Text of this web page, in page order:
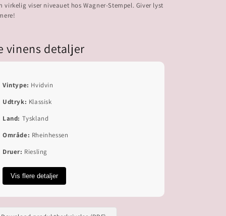
virkelig viser niveauet hos Wagner-Stempel. Giver lyst
vinens detaljer
Vintype: Hvidvin
Udtryk: Klassisk
Land: Tyskland
Område: Rheinhessen
Druer: Riesling
Vis flere detaljer